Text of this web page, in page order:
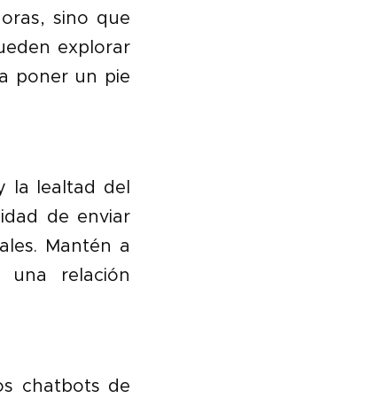
sino que
explorar
poner un pie
la lealtad del
de enviar
Mantén a
una relación
chatbots de